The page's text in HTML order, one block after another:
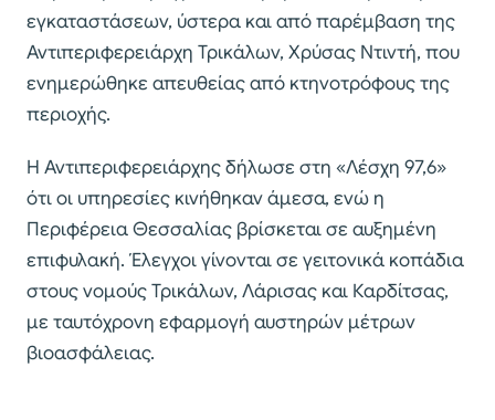
εγκαταστάσεων, ύστερα και από παρέμβαση της
Αντιπεριφερειάρχη Τρικάλων, Χρύσας Ντιντή, που
ενημερώθηκε απευθείας από κτηνοτρόφους της
περιοχής.
Η Αντιπεριφερειάρχης δήλωσε στη «Λέσχη 97,6»
ότι οι υπηρεσίες κινήθηκαν άμεσα, ενώ η
Περιφέρεια Θεσσαλίας βρίσκεται σε αυξημένη
επιφυλακή. Έλεγχοι γίνονται σε γειτονικά κοπάδια
στους νομούς Τρικάλων, Λάρισας και Καρδίτσας,
με ταυτόχρονη εφαρμογή αυστηρών μέτρων
βιοασφάλειας.